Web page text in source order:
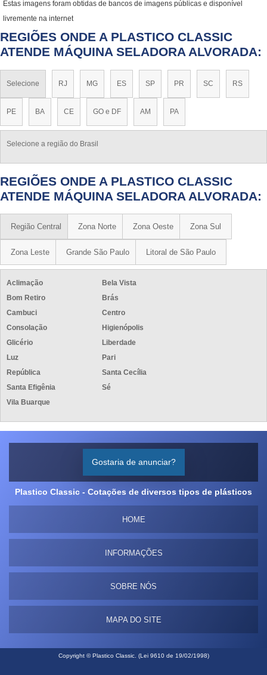
Estas imagens foram obtidas de bancos de imagens públicas e disponível
livremente na internet
REGIÕES ONDE A PLASTICO CLASSIC
ATENDE MÁQUINA SELADORA ALVORADA:
Selecione RJ MG ES SP PR SC RS
PE BA CE GO e DF AM PA
Selecione a região do Brasil
REGIÕES ONDE A PLASTICO CLASSIC
ATENDE MÁQUINA SELADORA ALVORADA:
Região Central Zona Norte Zona Oeste Zona Sul
Zona Leste Grande São Paulo Litoral de São Paulo
Aclimação
Bela Vista
Bom Retiro
Brás
Cambuci
Centro
Consolação
Higienópolis
Glicério
Liberdade
Luz
Pari
República
Santa Cecília
Santa Efigênia
Sé
Vila Buarque
Gostaria de anunciar?
Plastico Classic - Cotações de diversos tipos de plásticos
HOME
INFORMAÇÕES
SOBRE NÓS
MAPA DO SITE
Copyright © Plastico Classic. (Lei 9610 de 19/02/1998)